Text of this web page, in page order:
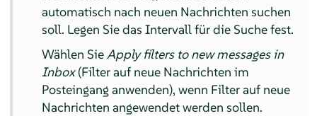
automatisch nach neuen Nachrichten suchen
soll. Legen Sie das Intervall für die Suche fest.
Wählen Sie Apply filters to new messages in
Inbox(Filter auf neue Nachrichten im
Posteingang anwenden), wenn Filter auf neue
Nachrichten angewendet werden sollen.